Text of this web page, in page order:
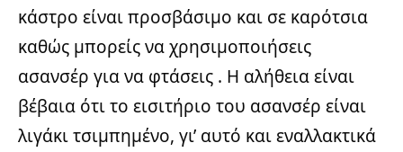
κάστρο είναι προσβάσιμο και σε καρότσια
καθώς μπορείς να χρησιμοποιήσεις
ασανσέρ για να φτάσεις . Η αλήθεια είναι
βέβαια ότι το εισιτήριο του ασανσέρ είναι
λιγάκι τσιμπημένο, γι’ αυτό και εναλλακτικά